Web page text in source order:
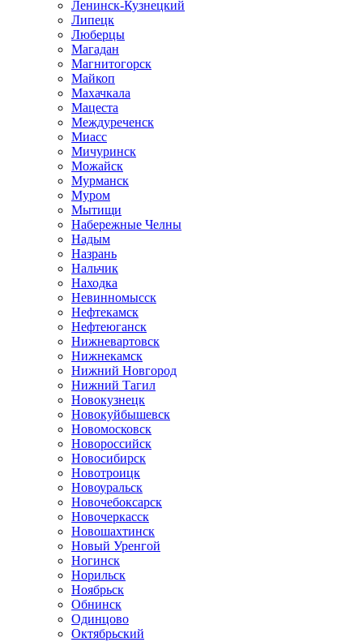
Ленинск-Кузнецкий
Липецк
Люберцы
Магадан
Магнитогорск
Майкоп
Махачкала
Мацеста
Междуреченск
Миасс
Мичуринск
Можайск
Мурманск
Муром
Мытищи
Набережные Челны
Надым
Назрань
Нальчик
Находка
Невинномысск
Нефтекамск
Нефтеюганск
Нижневартовск
Нижнекамск
Нижний Новгород
Нижний Тагил
Новокузнецк
Новокуйбышевск
Новомосковск
Новороссийск
Новосибирск
Новотроицк
Новоуральск
Новочебоксарск
Новочеркасск
Новошахтинск
Новый Уренгой
Ногинск
Норильск
Ноябрьск
Обнинск
Одинцово
Октябрьский